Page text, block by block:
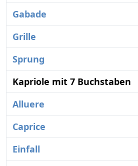
Gabade
Grille
Sprung
Kapriole mit 7 Buchstaben
Alluere
Caprice
Einfall